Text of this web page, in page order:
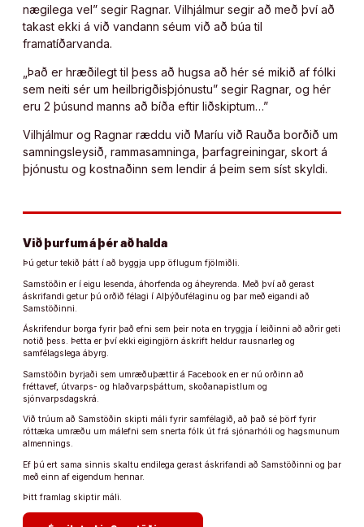
nægilega vel” segir Ragnar. Vilhjálmur segir að með því að
takast ekki á við vandann séum við að búa til
framatíðarvanda.
„Það er hræðilegt til þess að hugsa að hér sé mikið af fólki
sem neiti sér um heilbrigðisþjónustu” segir Ragnar, og hér
eru 2 þúsund manns að bíða eftir liðskiptum…”
Vilhjálmur og Ragnar ræddu við Maríu við Rauða borðið um
samningsleysið, rammasamninga, þarfagreiningar, skort á
þjónustu og kostnaðinn sem lendir á þeim sem síst skyldi.
Við þurfum á þér að halda
Þú getur tekið þátt í að byggja upp öflugum fjölmiðli.
Samstöðin er í eigu lesenda, áhorfenda og áheyrenda. Með því að gerast
áskrifandi getur þú orðið félagi í Alþýðufélaginu og þar með eigandi að
Samstöðinni.
Áskrifendur borga fyrir það efni sem þeir nota en tryggja í leiðinni að aðrir geti
notið þess. Þetta er því ekki eigingjörn áskrift heldur rausnarleg og
samfélagslega ábyrg.
Samstöðin byrjaði sem umræðuþættir á Facebook en er nú orðinn að
fréttavef, útvarps- og hlaðvarpsþáttum, skoðanapistlum og
sjónvarpsdagskrá.
Við trúum að Samstöðin skipti máli fyrir samfélagið, að það sé þörf fyrir
róttæka umræðu um málefni sem snerta fólk út frá sjónarhóli og hagsmunum
almennings.
Ef þú ert sama sinnis skaltu endilega gerast áskrifandi að Samstöðinni og þar
með einn af eigendum hennar.
Þitt framlag skiptir máli.